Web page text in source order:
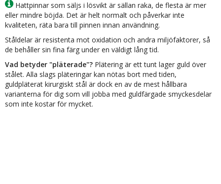
Hattpinnar som säljs i lösvikt är sällan raka, de flesta är mer
eller mindre böjda. Det är helt normalt och påverkar inte
kvaliteten, räta bara till pinnen innan användning.
Ståldelar är resistenta mot oxidation och andra miljöfaktorer, så
de behåller sin fina färg under en väldigt lång tid.
Vad betyder "pläterade"? Plätering är ett tunt lager guld över
stålet. Alla slags pläteringar kan nötas bort med tiden,
guldpläterat kirurgiskt stål är dock en av de mest hållbara
varianterna för dig som vill jobba med guldfärgade smyckesdelar
som inte kostar för mycket.